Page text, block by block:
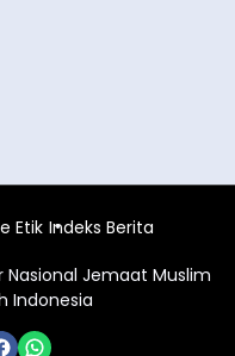
Etik Indeks Berita
Jemaat Muslim
Indonesia